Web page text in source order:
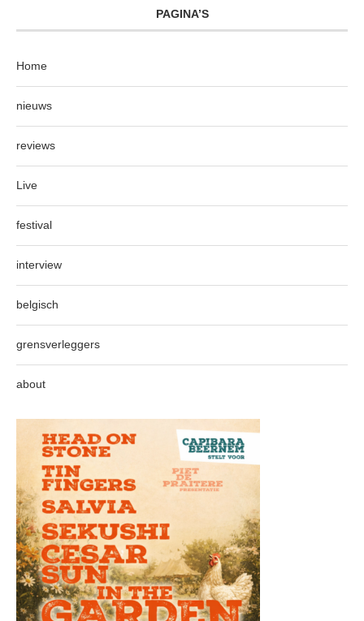
PAGINA’S
Home
nieuws
reviews
Live
festival
interview
belgisch
grensverleggers
about